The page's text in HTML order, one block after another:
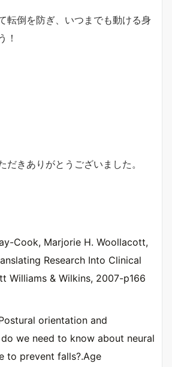
転倒を防ぎ、いつまでも動ける身
！
だきありがとうございました。
Cook, Marjorie H. Woollacott,
Research Into Clinical
Williams & Wilkins, 2007-p166
orientation and
we need to know about neural
to prevent falls?.Age